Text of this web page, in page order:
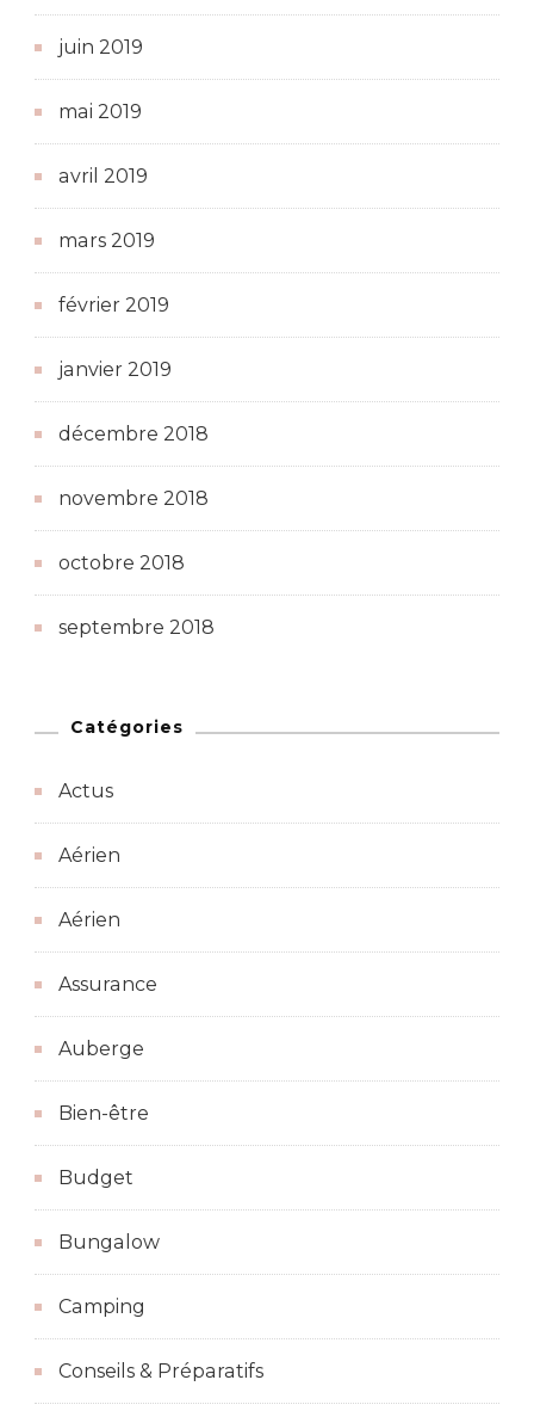
juin 2019
mai 2019
avril 2019
mars 2019
février 2019
janvier 2019
décembre 2018
novembre 2018
octobre 2018
septembre 2018
Catégories
Actus
Aérien
Aérien
Assurance
Auberge
Bien-être
Budget
Bungalow
Camping
Conseils & Préparatifs